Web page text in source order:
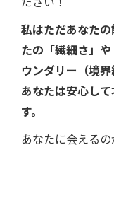
私はただあなた
たの「繊細さ」
ウンダリー（境界
あなたは安心し
す。
あなたに会えるの